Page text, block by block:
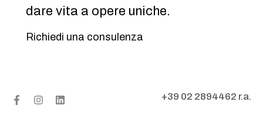
dare vita a opere uniche.
Richiedi una consulenza
+39 02 2894462 r.a.